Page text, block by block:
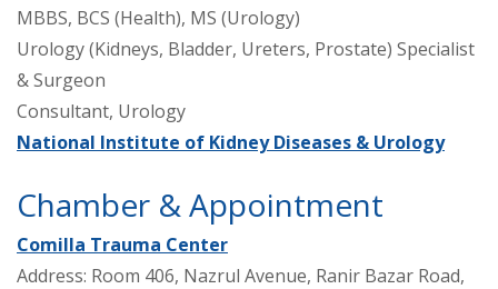
MBBS, BCS (Health), MS (Urology)
Urology (Kidneys, Bladder, Ureters, Prostate) Specialist
& Surgeon
Consultant, Urology
National Institute of Kidney Diseases & Urology
Chamber & Appointment
Comilla Trauma Center
Address: Room 406, Nazrul Avenue, Ranir Bazar Road,